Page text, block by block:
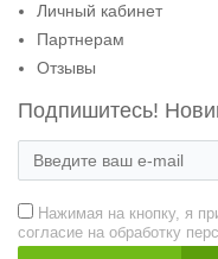
Личный кабинет
Партнерам
Отзывы
Подпишитесь!
Нажимая на кнопку, я
согласие на обработку